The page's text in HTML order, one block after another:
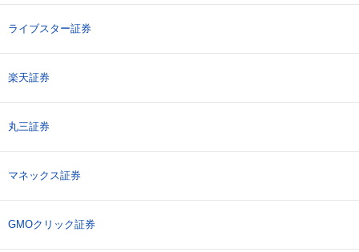
ライブスター証券
楽天証券
丸三証券
マネックス証券
GMOクリック証券